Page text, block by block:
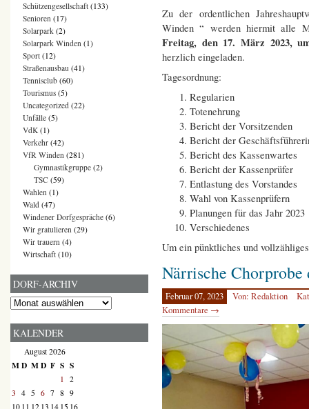
Zu der ordentlichen
Winden “ werden hiermit alle
Freitag, den 17. März 2023,
herzlich eingeladen.
Tagesordnung:
Regularien
Totenehrung
Bericht der Vorsitzenden
Bericht der
Bericht des Kassenwartes
Bericht der Kassenprüfer
Entlastung des Vorstandes
Wahl von Kassenprüfern
Planungen für das Jahr 2023
Verschiedenes
Um ein pünktliches und
Närrische Chorprobe
Februar 07, 2023 Von: Redaktion
Kommentare →
Schützengesellschaft (133)
Senioren (17)
Solarpark (2)
Solarpark Winden (1)
Sport (12)
Straßenausbau (41)
Tennisclub (60)
Tourismus (5)
Uncategorized (22)
Unfälle (5)
VdK (1)
Verkehr (42)
VfR Winden (281)
Gymnastikgruppe (2)
TSC (59)
Wahlen (1)
Wald (47)
Windener Dorfgespräche (6)
Wir gratulieren (29)
Wir trauern (4)
Wirtschaft (10)
DORF-ARCHIV
Dorf-
KALENDER
August 2026
MD MD F S S
1 2
3 4 5 6 7 8 9
10 11 12 13 14 15 16